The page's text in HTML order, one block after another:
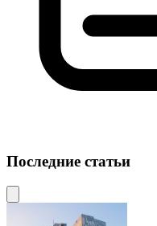
Последние статьи